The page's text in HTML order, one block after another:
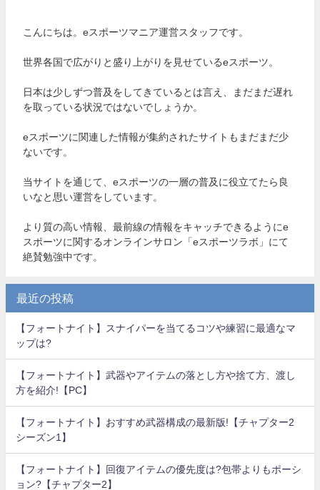
こんにちは。eスポーツマニア運営スタッフです。
世界各国で広がりと盛り上がりを見せているeスポーツ。
日本は少しずつ普及をしてきているとは言え、まだまだ遅れ
を取っている状況ではないでしょうか。
eスポーツに関連した情報が集約されたサイトもまだまだ少
ないです。
当サイトを通じて、eスポーツの一層の普及に役立てたら良
いなと思い運営をしています。
より質の高い情報、最前線の情報をキャッチできるようにe
スポーツに関するオンラインサロン「eスポーツラボ」にて
絶賛勉強中です。
最近の投稿
【フォートナイト】スナイパーを当てるコツや練習に最適なマ
ップは?
【フォートナイト】武器やアイテムの落とし方や捨て方、渡し
方を紹介!【PC】
【フォートナイト】おすすめ武器構成の最新版!【チャプター2
シーズン1】
【フォートナイト】回復アイテムの優先度は?包帯よりもポーシ
ョン?【チャプター2】